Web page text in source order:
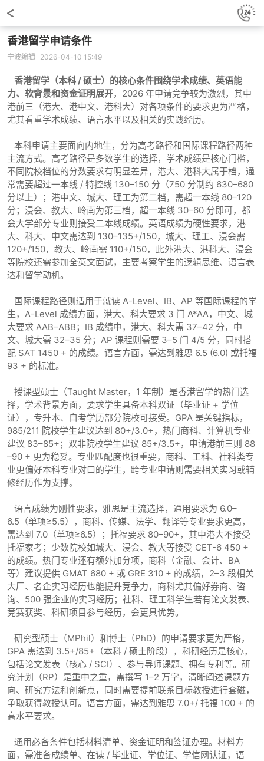
香港留学申请条件
宁波编辑 2026-04-10 15:49
香港留学（本科 / 硕士）的核心条件围绕学术成绩、英语能
力、软背景和资金证明展开，2026 年申请竞争较为激烈，其中
港前三（港大、港中文、港科大）对各项条件的要求更为严格，
尤其看重学术成绩、语言水平以及相关的实践经历。
本科申请主要面向内地生，分为高考路径和国际课程路径两种
主流方式。高考路径是多数学生的选择，学术成绩是核心门槛，
不同院校档位的分数要求有明显差异，港大、港科大属于档，通
常需要超过一本线 / 特控线 130–150 分（750 分制约 630–680
分以上）；港中文、城大、理工为第二档，需超一本线 80–120
分；浸会、教大、岭南为第三档，超一本线 30–60 分即可，都
会大学部分专业则接受二本线成绩。英语成绩为硬性要求，港
大、科大、中文需达到 130–135+/150，城大、理工、浸会需
120+/150，教大、岭南需 110+/150，此外港大、港科大、浸会
等院校还需参加全英文面试，主要考察学生的逻辑思维、语言表
达和留学动机。
国际课程路径则适用于就读 A-Level、IB、AP 等国际课程的学
生，A-Level 成绩方面，港大、科大要求 3 门 A*AA，中文、城
大要求 AAB–ABB；IB 成绩中，港大、科大需 37–42 分，中
文、城大需 32–35 分；AP 课程则需要 3–5 门 4/5 分，同时搭
配 SAT 1450 + 的成绩。语言方面，需达到雅思 6.5 (6.0) 或托福
93 + 的标准。
授课型硕士（Taught Master，1 年制）是香港留学的热门选
择，学术背景方面，要求学生具备本科双证（毕业证 + 学位
证），专升本、自考学历部分院校可接受。GPA 是关键指标，
985/211 院校学生建议达到 80+/3.0+，热门商科、计算机专业
建议 83–85+；双非院校学生建议 85+/3.5+，申请港前三则 88
–90 + 更为稳妥。专业匹配度也很重要，商科、工科、社科类专
业更偏好本科专业对口的学生，跨专业申请则需要相关实习或辅
修经历作为支撑。
语言成绩为刚性要求，雅思是主流选择，通用要求为 6.0–
6.5（单项≥5.5），商科、传媒、法学、翻译等专业要求更高，
需达到 7.0（单项≥6.5）；托福要求 80–90+，其中港大不接受
托福家考；少数院校如城大、浸会、教大等接受 CET-6 450 +
的成绩。热门专业还有额外加分项，商科（金融、会计、BA
等）建议提供 GMAT 680 + 或 GRE 310 + 的成绩，2–3 段相关
大厂、名企实习经历也能提升竞争力，商科尤其偏好券商、咨
询、500 强企业的实习经历；社科、理工科学生若有论文发表、
竞赛获奖、科研项目参与经历，会更具优势。
研究型硕士（MPhil）和博士（PhD）的申请要求更为严格，
GPA 需达到 3.5+/85+（本科 / 硕士阶段），科研经历是核心，
包括论文发表（核心 / SCI）、参与导师课题、拥有专利等。研
究计划（RP）是重中之重，需撰写 1–2 万字，清晰阐述课题方
向、研究方法和创新点，同时需要提前联系目标教授进行套磁，
争取获得教授认可。语言方面，需达到雅思 7.0+/ 托福 100 + 的
高水平要求。
通用必备条件包括材料清单、资金证明和签证办理。材料方
面，需准备成绩单、在读 / 毕业证、学位证、学信网认证，语